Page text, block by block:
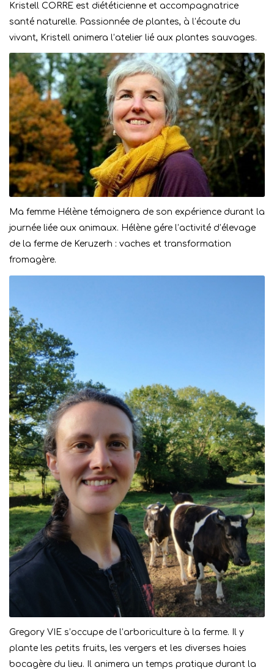
Kristell CORRE est diététicienne et accompagnatrice
santé naturelle. Passionnée de plantes, à l’écoute du
vivant, Kristell animera l’atelier lié aux plantes sauvages.
Ma femme Hélène témoignera de son expérience durant la
journée liée aux animaux. Hélène gére l’activité d’élevage
de la ferme de Keruzerh : vaches et transformation
fromagère.
Gregory VIE s’occupe de l’arboriculture à la ferme. Il y
plante les petits fruits, les vergers et les diverses haies
bocagère du lieu. Il animera un temps pratique durant la